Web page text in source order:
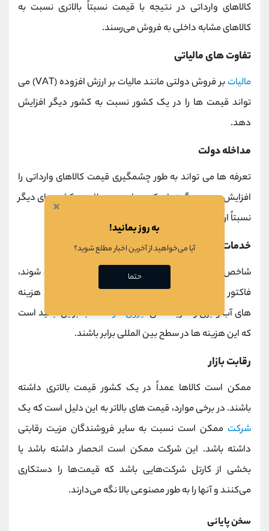
کالاهای وارداتی در نتیجه با قیمت نسبتاً بالاتری نسبت به
کالاهای مشابه داخلی به فروش می‌رسند.
تفاوت های مالیاتی
مالیات
بر فروش دولتی مانند مالیات بر ارزش افزوده (VAT) می
تواند قیمت ها را در یک کشور نسبت به کشور دیگر افزایش
دهد.
مداخله دولت
تعرفه ها می تواند به طور چشمگیری قیمت کالاهای وارداتی را
افزایش دهد، به گونه ای که همان محصولات در کشورهای دیگر
نسبتاً ارزان تر خواهند بود.
خدمات غیر قابل معامله
شاخص بیگ مک هزینه های ورودی را که معامله نمی شوند،
فاکتور می کند. این عوامل شامل مواردی مانند بیمه، هزینه
های آب و برق و هزینه هاینیروی کاراست. بنابراین، بعید است
که این هزینه ها در سطح بین المللی برابر باشند.
رقابت بازار
ممکن است کالاها عمداً در یک کشور قیمت بالاتری داشته
باشند. در برخی موارد، قیمت های بالاتر به این دلیل است که یک
شرکت ممکن است نسبت به سایر فروشندگان مزیت رقابتی
داشته باشد. این شرکت ممکن است انحصار داشته باشد یا
بخشی از کارتل شرکت‌هایی باشد که قیمت‌ها را دستکاری
می‌کنند و آنها را به طور مصنوعی بالا نگه می‌دارند.
سخن پایانی
×
به روز بمانید!
آیا می‌خواهید از آخرین اخبار مطلع شوید؟
حتما